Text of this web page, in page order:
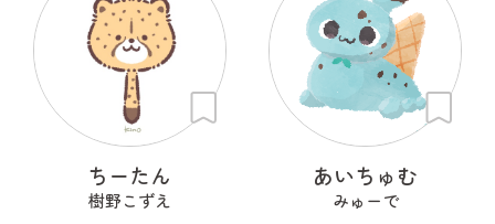
ちーたん
樹野こずえ
あいちゅむ
みゅーで